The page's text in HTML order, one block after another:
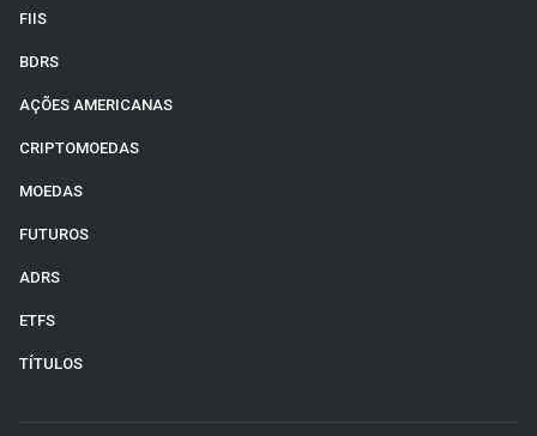
FIIS
BDRS
AÇÕES AMERICANAS
CRIPTOMOEDAS
MOEDAS
FUTUROS
ADRS
ETFS
TÍTULOS